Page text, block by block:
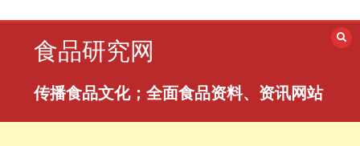
食品研究网
传播食品文化；全面食品资料、资讯网站